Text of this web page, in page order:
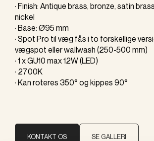
· Finish: Antique brass, bronze, satin
nickel
· Base: Ø95 mm
· Spot Pro til væg fås i to forskellige
vægspot eller wallwash (250-500 mm)
· 1 x GU10 max 12W (LED)
· 2700K
· Kan roteres 350° og kippes 90°
KONTAKT OS SE GALLERI